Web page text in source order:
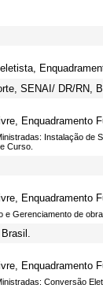
SENAI/ DR/RN,
Enquadramento
Instalação de
Curso.
Enquadramento
e Gerenciamento de
Enquadramento
Conversão